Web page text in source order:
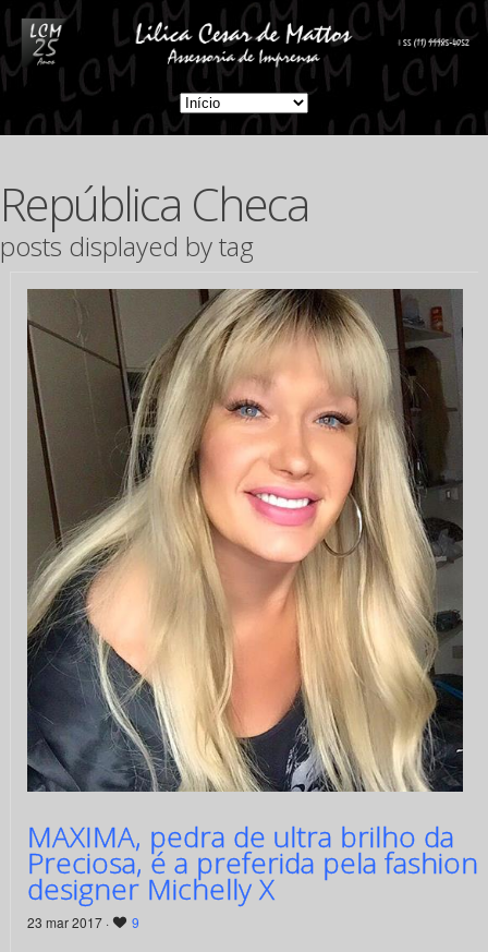
República Checa
posts displayed by tag
MAXIMA, pedra de ultra brilho da
Preciosa, é a preferida pela fashion
designer Michelly X
23 mar 2017 · 9